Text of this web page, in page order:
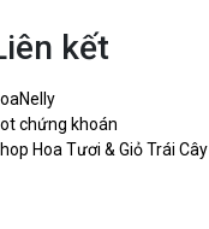
kết
chứng khoán
Hoa Tươi & Giỏ Trái Cây